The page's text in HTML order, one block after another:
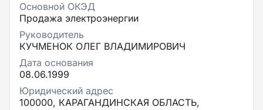
Основной ОКЭД
Продажа электроэнергии
Руководитель
КУЧМЕНОК ОЛЕГ ВЛАДИМИРОВИЧ
Дата основания
08.06.1999
Юридический адрес
100000, КАРАГАНДИНСКАЯ ОБЛАСТЬ,